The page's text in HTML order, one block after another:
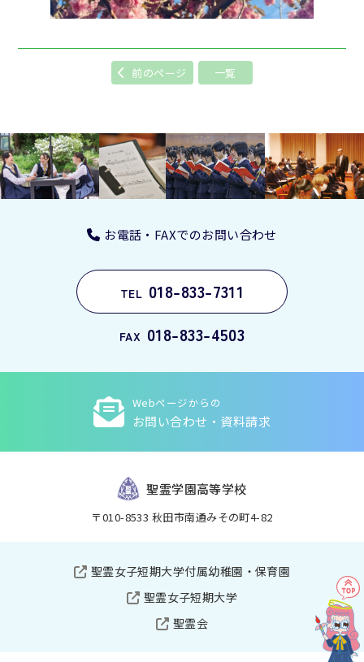
前のページ 一覧
お電話・FAXでのお問い合わせ
TEL 018-833-7311
FAX 018-833-4503
Webページからの
お問い合わせ・資料請求
聖霊学園高等学校
〒010-8533 秋田市南通みその町4-82
聖霊女子短期大学付属幼稚園・保育園
聖霊女子短期大学
聖霊会